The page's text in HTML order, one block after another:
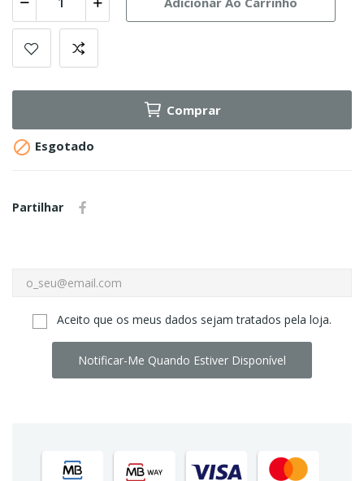
Comprar
 Esgotado
Partilhar
Aceito que os meus dados sejam tratados pela loja.
Notificar-Me Quando Estiver Disponível